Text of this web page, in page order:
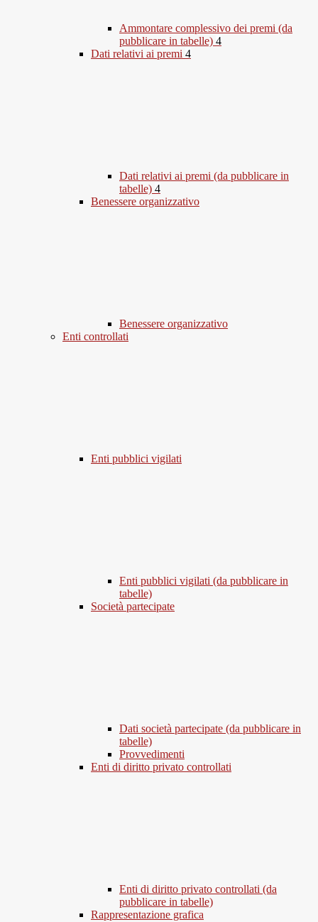
Ammontare complessivo dei premi (da
pubblicare in tabelle) 4
Dati relativi ai premi 4
Dati relativi ai premi (da pubblicare in
tabelle) 4
Benessere organizzativo
Benessere organizzativo
Enti controllati
Enti pubblici vigilati
Enti pubblici vigilati (da pubblicare in
tabelle)
Società partecipate
Dati società partecipate (da pubblicare in
tabelle)
Provvedimenti
Enti di diritto privato controllati
Enti di diritto privato controllati (da
pubblicare in tabelle)
Rappresentazione grafica